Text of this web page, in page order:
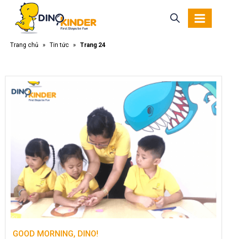
Trang chủ » Tin tức » Trang 24
GOOD MORNING, DINO!